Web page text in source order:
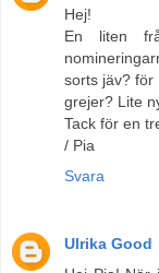
Hej!
En liten
sorts jäv? för
grejer? Lite
Tack för en
/ Pia
Svara
Ulrika Good